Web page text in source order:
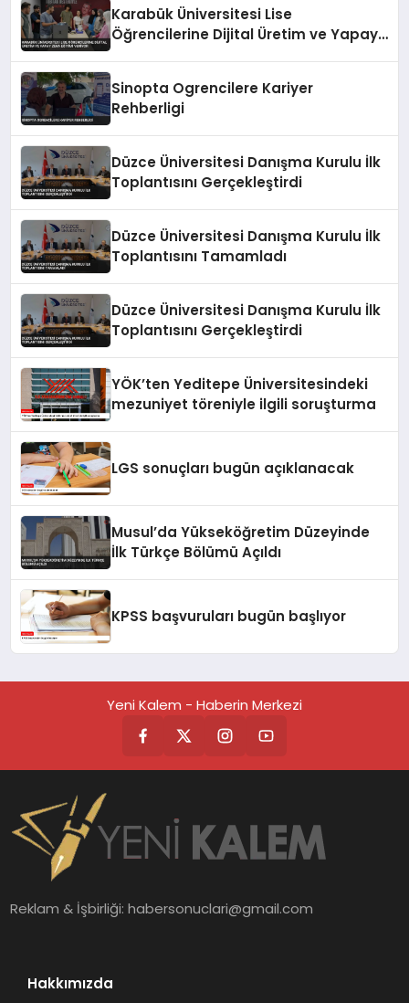
Karabük Üniversitesi Lise
Öğrencilerine Dijital Üretim ve Yapay
Sinopta Ogrencilere Kariyer
Rehberligi
Düzce Üniversitesi Danışma Kurulu İlk
Toplantısını Gerçekleştirdi
Düzce Üniversitesi Danışma Kurulu İlk
Toplantısını Tamamladı
Düzce Üniversitesi Danışma Kurulu İlk
Toplantısını Gerçekleştirdi
YÖK’ten Yeditepe Üniversitesindeki
mezuniyet töreniyle ilgili soruşturma
LGS sonuçları bugün açıklanacak
Musul’da Yükseköğretim Düzeyinde
İlk Türkçe Bölümü Açıldı
KPSS başvuruları bugün başlıyor
Yeni Kalem - Haberin Merkezi
Reklam & İşbirliği:habersonuclari@gmail.com
Hakkımızda